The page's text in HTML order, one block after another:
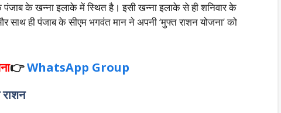
पंजाब के खन्ना इलाके में स्थित है। इसी खन्ना इलाके से ही शनिवार के
ही पंजाब के सीएम भगवंत मान ने अपनी ‘मुफ्त राशन योजना’ को
👉WhatsApp Group
राशन